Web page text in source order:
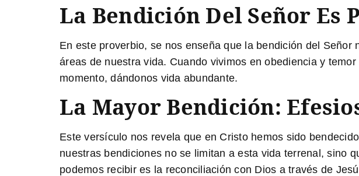
La Bendición Del Señor Es
En este proverbio, se nos enseña que la bendición del
áreas de nuestra vida. Cuando vivimos en obediencia y
momento, dándonos vida abundante.
La Mayor Bendición:
Este versículo nos revela que en Cristo hemos sido
nuestras bendiciones no se limitan a esta vida terrenal, sino
podemos recibir es la reconciliación con Dios a través de